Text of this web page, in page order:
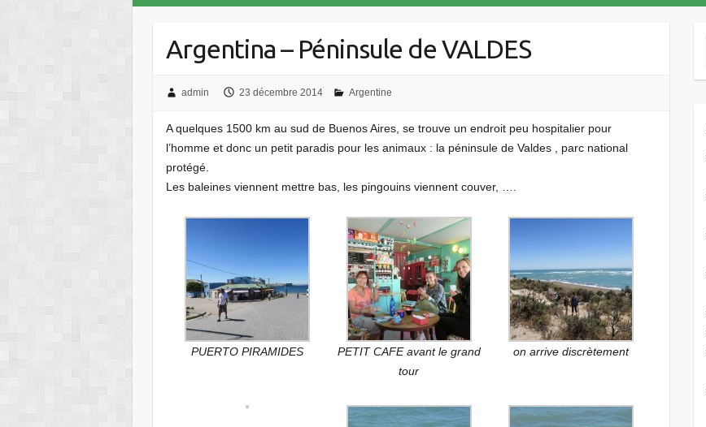
Argentina – Péninsule de VALDES
admin 23 décembre 2014 Argentine
A quelques 1500 km au sud de Buenos Aires, se trouve un endroit peu hospitalier pour
l’homme et donc un petit paradis pour les animaux : la péninsule de Valdes , parc national
protégé.
Les baleines viennent mettre bas, les pingouins viennent couver, ….
PUERTO PIRAMIDES
PETIT CAFE avant le grand
tour
on arrive discrètement